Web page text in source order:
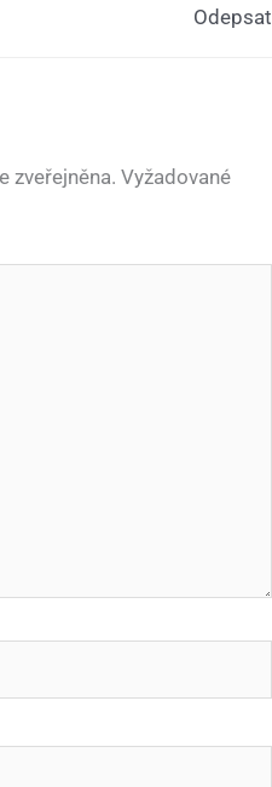
Odepsat
zveřejněna. Vyžadované